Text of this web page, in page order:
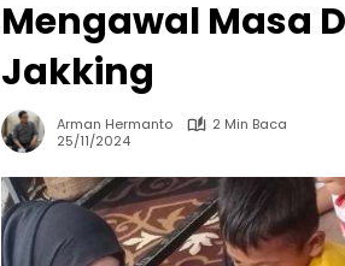
Mengawal Masa
Jakking
Arman Hermanto
2 Min Baca
25/11/2024